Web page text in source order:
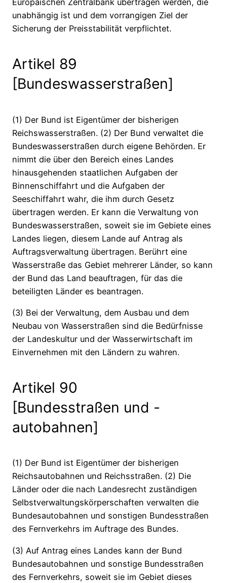
Europäischen Zentralbank übertragen werden, die
unabhängig ist und dem vorrangigen Ziel der
Sicherung der Preisstabilität verpflichtet.
Artikel 89
[Bundeswasserstraßen]
(1) Der Bund ist Eigentümer der bisherigen
Reichswasserstraßen. (2) Der Bund verwaltet die
Bundeswasserstraßen durch eigene Behörden. Er
nimmt die über den Bereich eines Landes
hinausgehenden staatlichen Aufgaben der
Binnenschiffahrt und die Aufgaben der
Seeschiffahrt wahr, die ihm durch Gesetz
übertragen werden. Er kann die Verwaltung von
Bundeswasserstraßen, soweit sie im Gebiete eines
Landes liegen, diesem Lande auf Antrag als
Auftragsverwaltung übertragen. Berührt eine
Wasserstraße das Gebiet mehrerer Länder, so kann
der Bund das Land beauftragen, für das die
beteiligten Länder es beantragen.
(3) Bei der Verwaltung, dem Ausbau und dem
Neubau von Wasserstraßen sind die Bedürfnisse
der Landeskultur und der Wasserwirtschaft im
Einvernehmen mit den Ländern zu wahren.
Artikel 90
[Bundesstraßen und -
autobahnen]
(1) Der Bund ist Eigentümer der bisherigen
Reichsautobahnen und Reichsstraßen. (2) Die
Länder oder die nach Landesrecht zuständigen
Selbstverwaltungskörperschaften verwalten die
Bundesautobahnen und sonstigen Bundesstraßen
des Fernverkehrs im Auftrage des Bundes.
(3) Auf Antrag eines Landes kann der Bund
Bundesautobahnen und sonstige Bundesstraßen
des Fernverkehrs, soweit sie im Gebiet dieses